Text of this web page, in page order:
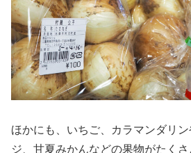
ほかにも、いちご、カラマンダリ
ジ、甘夏みかんなどの果物がたく